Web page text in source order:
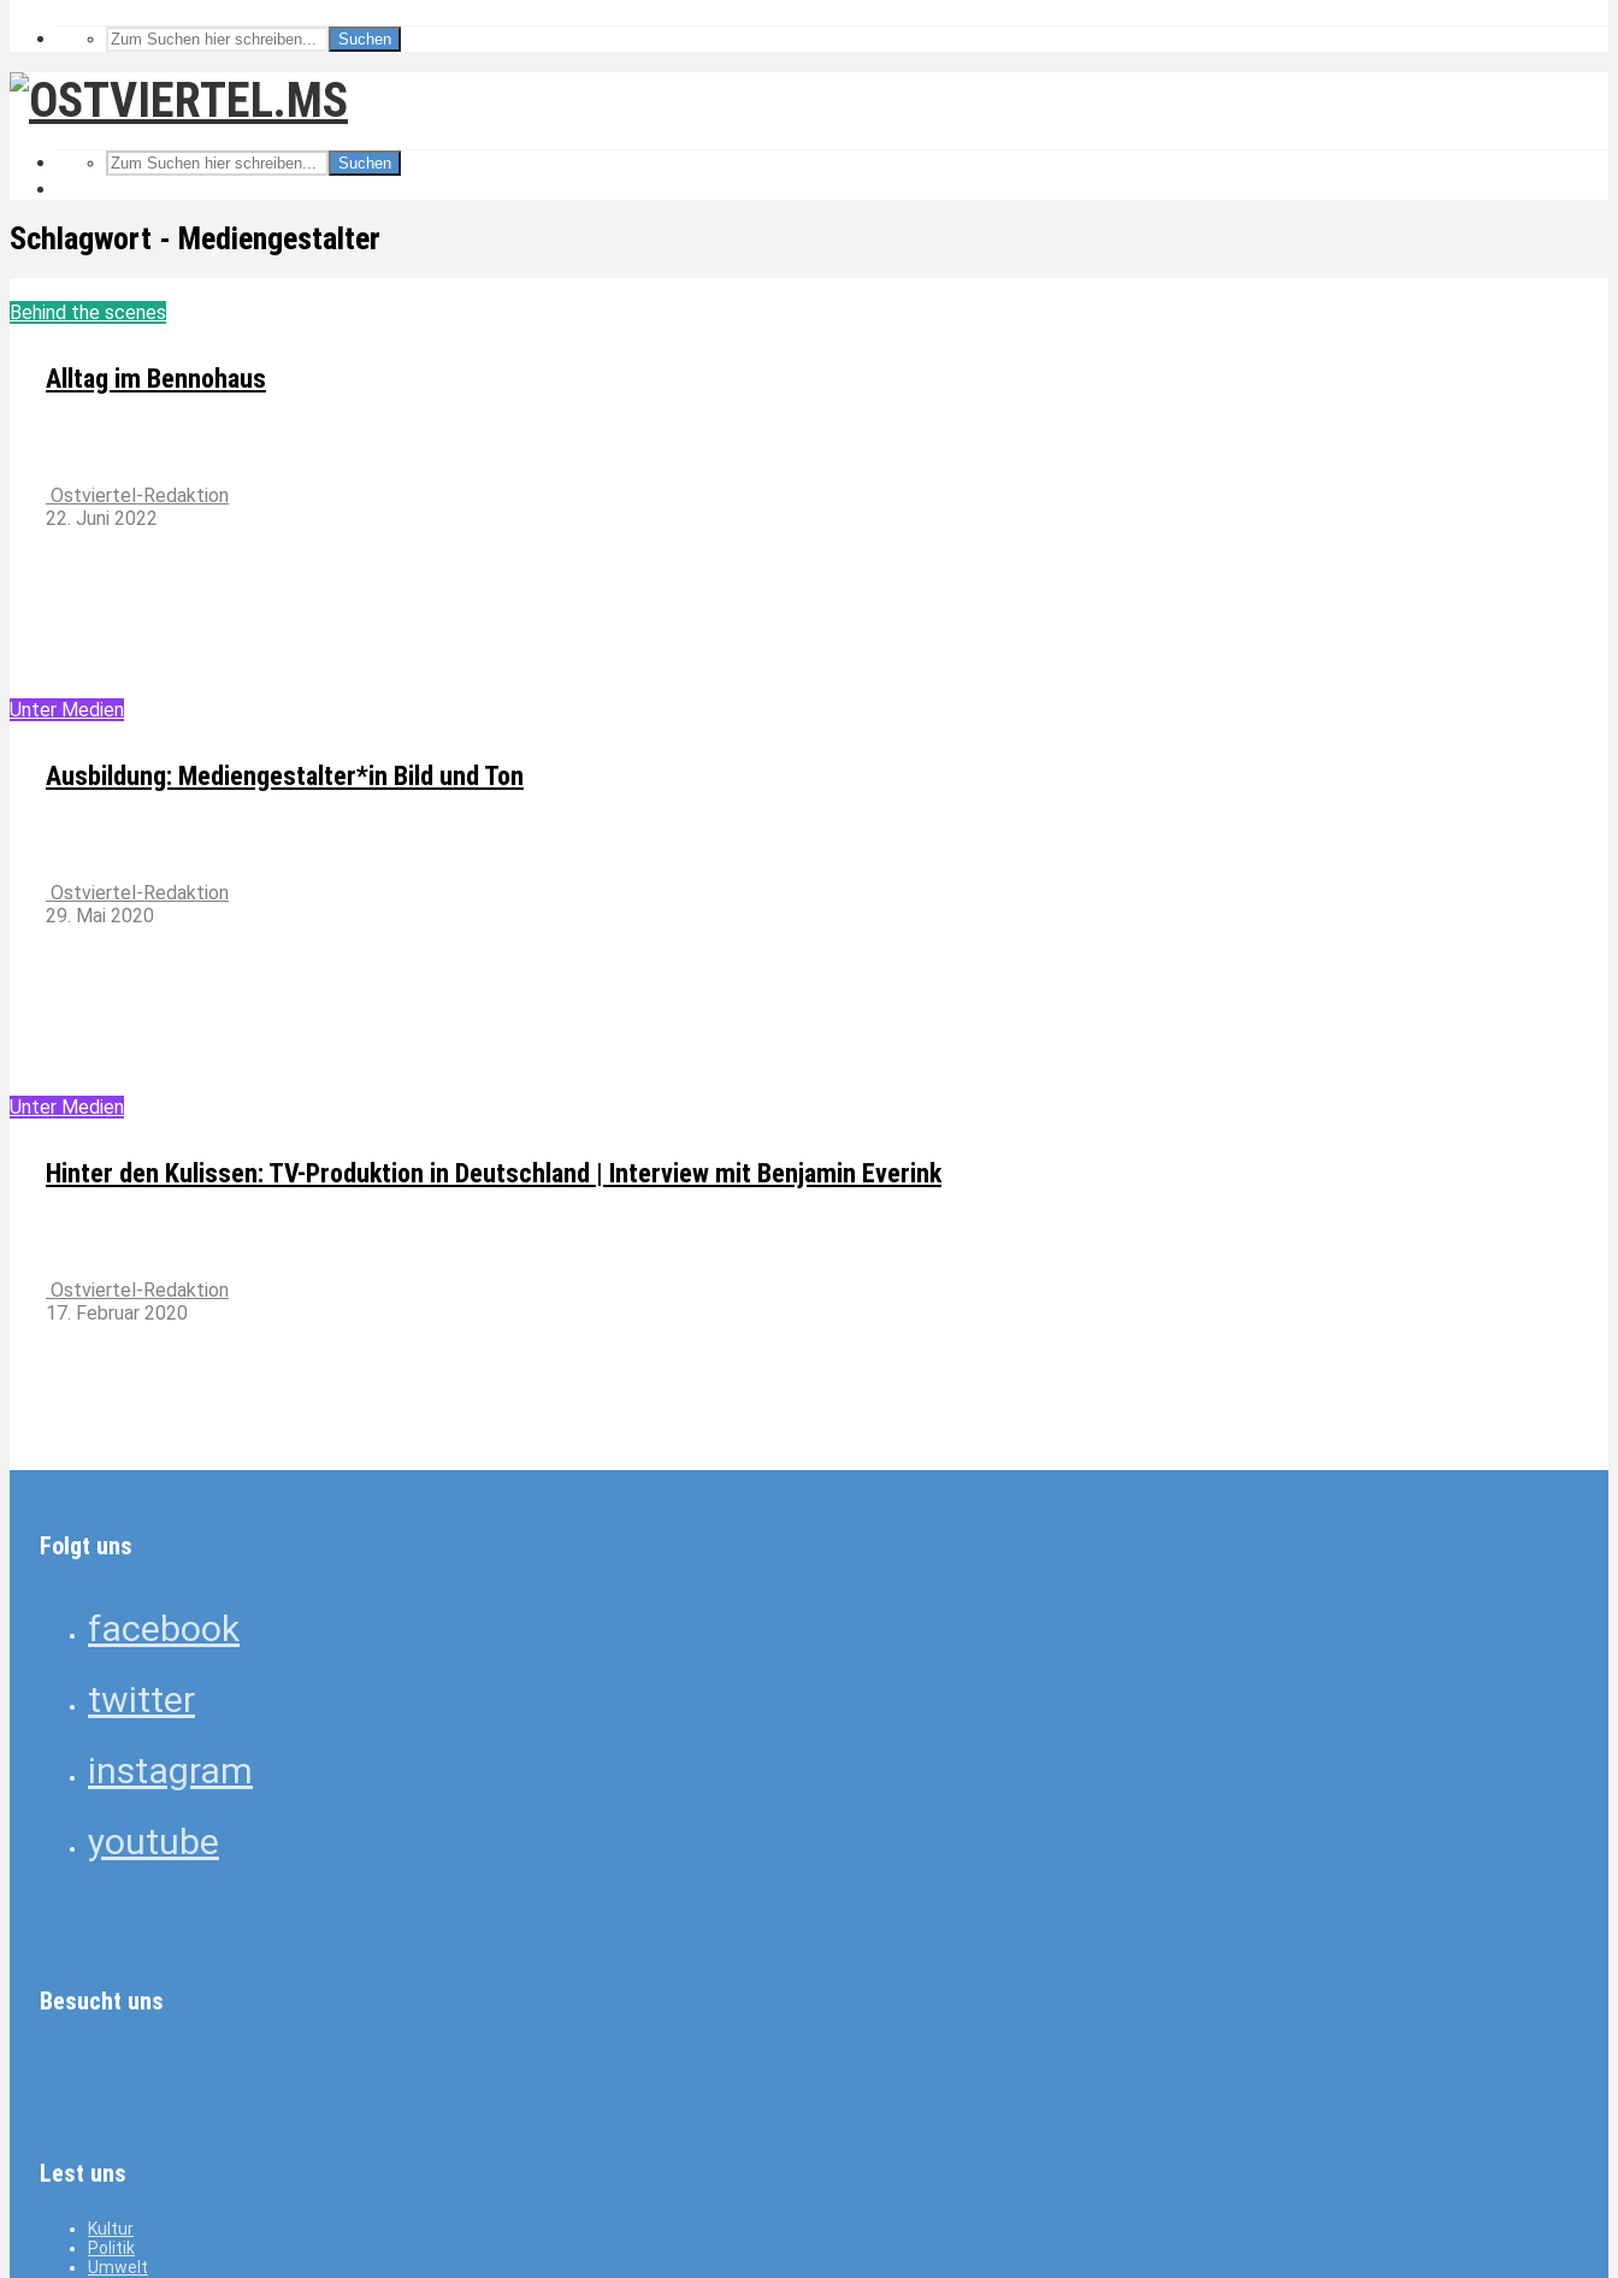
Suchen
Suchen
Schlagwort - Mediengestalter
Behind the scenes
Alltag im Bennohaus
Ostviertel-Redaktion
22. Juni 2022
Unter Medien
Ausbildung: Mediengestalter*in Bild und Ton
Ostviertel-Redaktion
29. Mai 2020
Unter Medien
Hinter den Kulissen: TV-Produktion in Deutschland | Interview mit Benjamin Everink
Ostviertel-Redaktion
17. Februar 2020
Folgt uns
facebook
twitter
instagram
youtube
Besucht uns
Lest uns
Kultur
Politik
Umwelt